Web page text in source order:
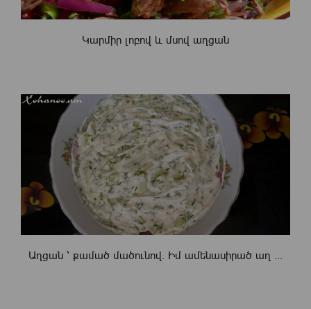
Կարմիր լոբով և մսով աղցան
Աղցան ՝ քամած մածունով. Իմ ամենասիրած աղ ...